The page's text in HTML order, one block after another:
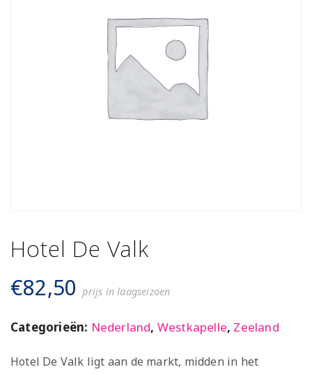
Hotel De Valk
€82,50 prijs in laagseizoen
Categorieën: Nederland, Westkapelle, Zeeland
Hotel De Valk ligt aan de markt, midden in het